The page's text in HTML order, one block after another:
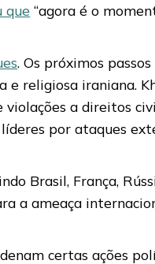
que “agora é o
. Os próximos passos
e religiosa iraniana.
violações a direitos
por ataques
Brasil, França,
a ameaça
certas ações